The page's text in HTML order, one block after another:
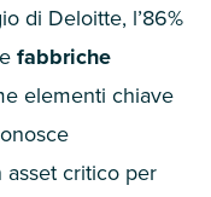
di Deloitte, l’86%
fabbriche
elementi chiave
asset critico per